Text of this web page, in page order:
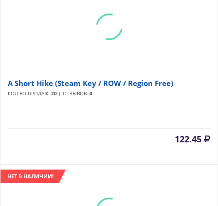
A Short Hike (Steam Key / ROW / Region Free)
КОЛ-ВО ПРОДАЖ: 20 | ОТЗЫВОВ: 0
122.45
НЕТ В НАЛИЧИИ!